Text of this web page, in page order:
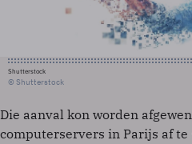
Shutterstock
© Shutterstock
Die aanval kon worden
computerservers in Parijs af